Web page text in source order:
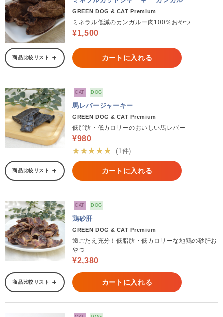
GREEN DOG & CAT Premium
ミネラル低減のカンガルー肉100％おやつ
¥1,500
商品比較リスト カートに入れる
CAT DOG
馬レバージャーキー
GREEN DOG & CAT Premium
低脂肪・低カロリーのおいしい馬レバー
¥980
★★★★★
(1件)
商品比較リスト カートに入れる
CAT DOG
鶏砂肝
GREEN DOG & CAT Premium
歯ごたえ充分！低脂肪・低カロリーな地鶏の砂肝お
やつ
¥2,380
商品比較リスト カートに入れる